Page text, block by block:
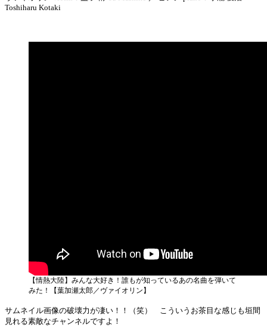
Toshiharu Kotaki
【情熱大陸】みんな大好き！誰もが知っているあの名曲を弾いて
みた！【葉加瀬太郎／ヴァイオリン】
サムネイル画像の破壊力が凄い！！（笑） こういうお茶目な感じも垣間
見れる素敵なチャンネルですよ！